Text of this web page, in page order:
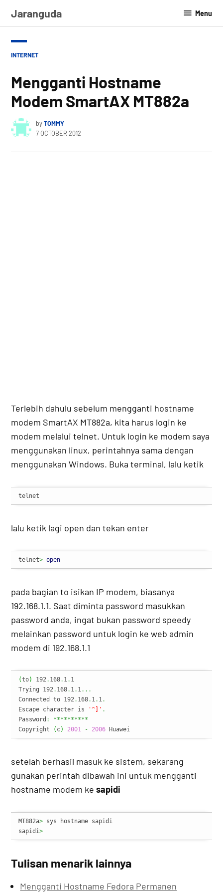
Jaranguda Menu
POSTED
INTERNET
Mengganti Hostname
Modem SmartAX MT882a
byTOMMY
7 OCTOBER 2012
Terlebih dahulu sebelum mengganti hostname
modem SmartAX MT882a, kita harus login ke
modem melalui telnet. Untuk login ke modem saya
menggunakan linux, perintahnya sama dengan
menggunakan Windows. Buka terminal, lalu ketik
telnet
lalu ketik lagi open dan tekan enter
telnet> open
pada bagian to isikan IP modem, biasanya
192.168.1.1. Saat diminta password masukkan
password anda, ingat bukan password speedy
melainkan password untuk login ke web admin
modem di 192.168.1.1
(to) 192. 168. 1. 1
Trying 192. 168. 1. 1...
Connected to 192. 168. 1. 1.
Escape character is
'^]' .
Password :
**********
Copyright
( c) 2001 - 2006 Huawei
setelah berhasil masuk ke sistem, sekarang
gunakan perintah dibawah ini untuk mengganti
hostname modem kesapidi
MT882a> sys hostname sapidi
sapidi>
Tulisan menarik lainnya
Mengganti Hostname Fedora Permanen